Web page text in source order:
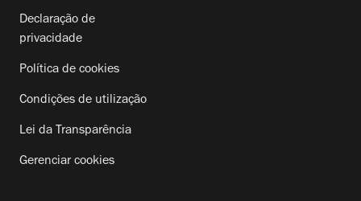
Declaração de
privacidade
Política de cookies
Condições de utilização
Lei da Transparência
Gerenciar cookies